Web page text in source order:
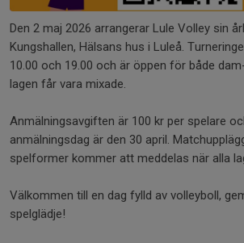
Den 2 maj 2026 arrangerar Lule Volley sin
Kungshallen, Hälsans hus i Luleå.
10.00 och 19.00 och är öppen för både
lagen får vara mixade.
Anmälningsavgiften är 100 kr per spelare
anmälningsdag är den 30 april.
spelformer kommer att meddelas när alla
Välkommen till en dag fylld av volleyboll,
spelglädje!